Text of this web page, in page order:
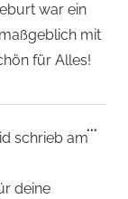
war ein
mit
für Alles!
schrieb am
deine
...